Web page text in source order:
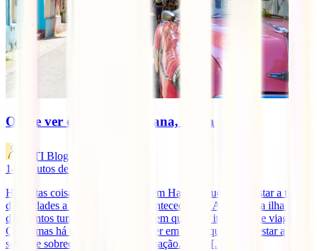
O que ver e fazer em Havana, Cuba
IATI Blog
14
minutos de leitura
Há tantas coisas para ver e fazer em Havana que podes estar a ter
dificuldades a planear tudo com antecedência. A capital da ilha é um
dos pontos turísticos obrigatórios em qualquer itinerário de viagem a
Cuba, mas há tanto para ver e fazer em Cuba que podes estar a
sentir-te sobrecarregado de informação. Além [...]